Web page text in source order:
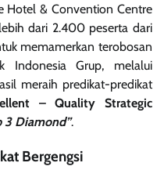
Hotel & Convention Centre
dari 2.400 peserta dari
memamerkan terobosan
Indonesia Grup, melalui
meraih predikat-predikat
– Quality Strategic
3 Diamond”.
Bergengsi